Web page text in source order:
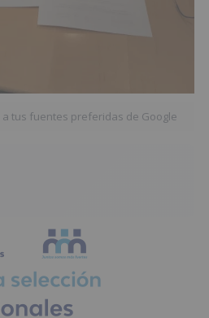
a tus fuentes preferidas de Google